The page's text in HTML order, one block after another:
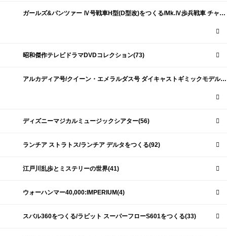
ガールズ&パンツァー Ⅳ号戦車H型(D型改)をつくる/Mk.Ⅳ歩兵戦車 チャーチルMk.Ⅶをつくる(191)
昭和傑作テレビドラマDVDコレクション(73)
アルカディア号/クイーン・エメラルダス号 ダイキャストギミックモデルをつくる(159)
ディズニーマジカルミュージックシアター(56)
ランチア ストラトス/ランチア デルタをつくる(92)
江戸川乱歩とミステリーの世界(41)
ウォーハンマー40,000:IMPERIUM(4)
スバル360をつくる/ラビット スーパーフローS601をつくる(33)